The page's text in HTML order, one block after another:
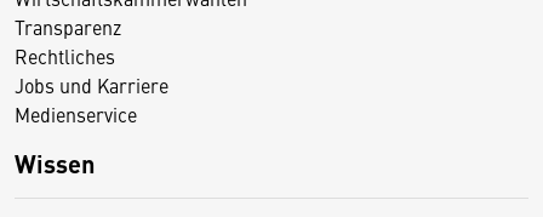
Transparenz
Rechtliches
Jobs und Karriere
Medienservice
Wissen